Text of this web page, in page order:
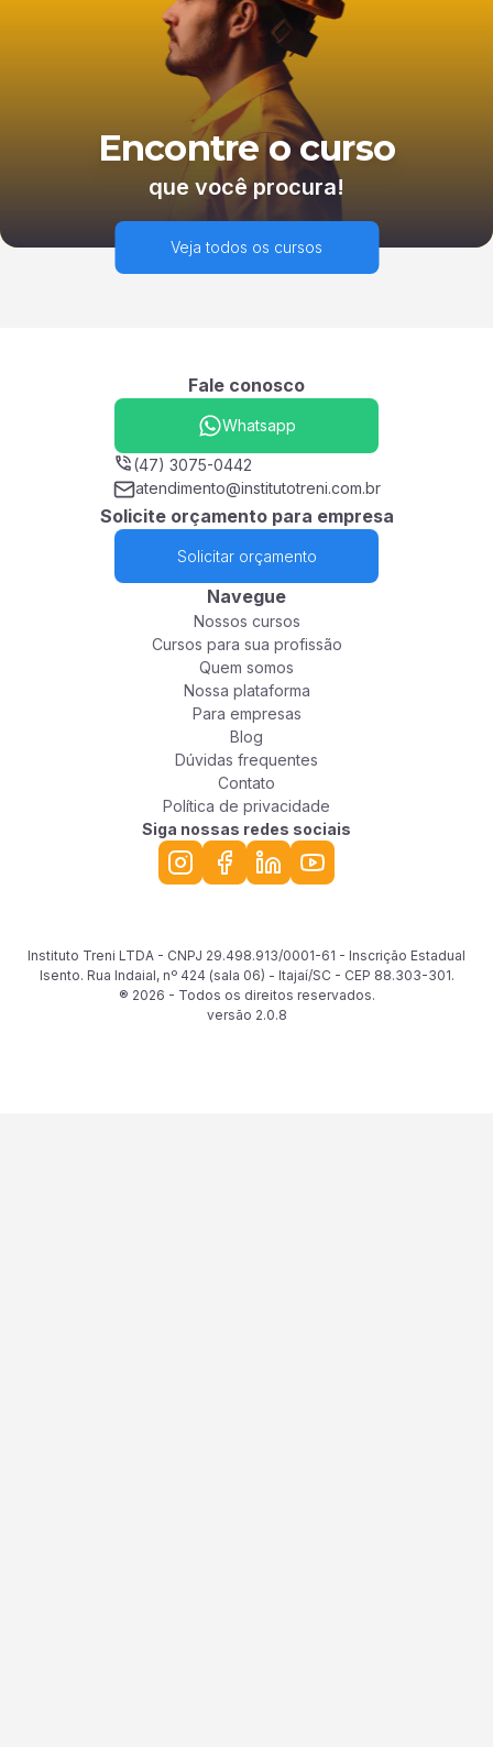
Encontre o curso
que você procura!
Veja todos os cursos
Fale conosco
Whatsapp
(47) 3075-0442
atendimento@institutotreni.com.br
Solicite orçamento para empresa
Solicitar orçamento
Navegue
Nossos cursos
Cursos para sua profissão
Quem somos
Nossa plataforma
Para empresas
Blog
Dúvidas frequentes
Contato
Política de privacidade
Siga nossas redes sociais
Instituto Treni LTDA - CNPJ 29.498.913/0001-61 - Inscrição Estadual
Isento. Rua Indaial, nº 424 (sala 06) - Itajaí/SC - CEP 88.303-301.
® 2026 - Todos os direitos reservados.
versão 2.0.8